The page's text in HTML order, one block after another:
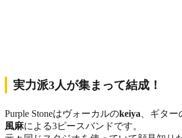
実力派3人が集まって結成！
Purple Stoneはヴォーカルのkeiya 、ギター
風麻による3ピースバンドです。